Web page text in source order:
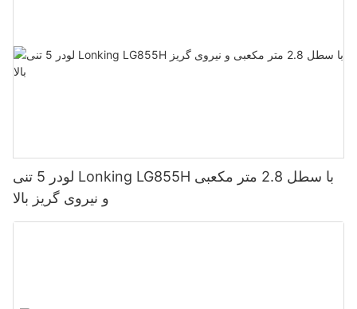
لودر 5 تنی Lonking LG855H با سطل 2.8 متر مکعبی
و نیروی گریز بالا